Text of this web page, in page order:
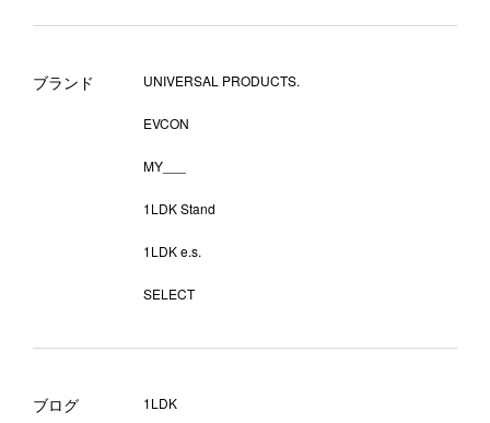
ブランド UNIVERSAL PRODUCTS.
EVCON
MY___
1LDK Stand
1LDK e.s.
SELECT
ブログ 1LDK